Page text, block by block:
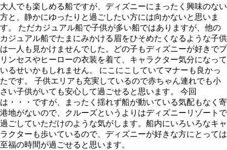
大人でも楽しめる船ですが、ディズニーにまったく興味のない
方と、静かにゆったりと過ごしたい方には向かないと思いま
す。 ただカジュアル船で子供が多い船ではありますが、他の
カジュアル船でたまにみかける眉をひそめたくなるような子供
は一人も見かけませんでした。どの子もディズニーが好きでプ
リンセスやヒーローの衣装を着て、キャラクター気分になって
いるせいかもしれません。 にこにこしていてマナーも良かっ
たです。 子供エリアも充実しているので赤ちゃん連れでも小
さい子供がいても安心して過ごせると思います。 今回
は・・・ですが、まったく揺れず船が動いている気配もなく寄
港地がないので、クルーズというよりはディズニーリゾートで
過ごしていただけのような気がします。船内にいろいろなキャ
ラクターも歩いているので、ディズニーが好きな方にとっては
至福の時間が過ごせると思います。